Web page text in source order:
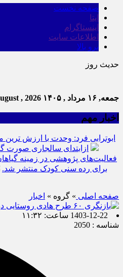
صفحه نخست
ایتا
اینستاگرام
اطلاعات سایت
برو بالا
حدیث روز
جمعه, ۱۶ مرداد , ۱۴۰۵ , 2026
اخبار مهم
ابوترابی فرد: وحدت با ارزش
ازابتدای سالجاری صورت گرفت؛ روکش ۴۴۷ کیلومتر
فعالیت‌های پژوهشی در زمینه
برای رده سنی کودک منتشر شد.
صفحه اصلی » گروه » اخبار
1403-12-22 ساعت: ۱۱:۳۲
شناسه : 2050